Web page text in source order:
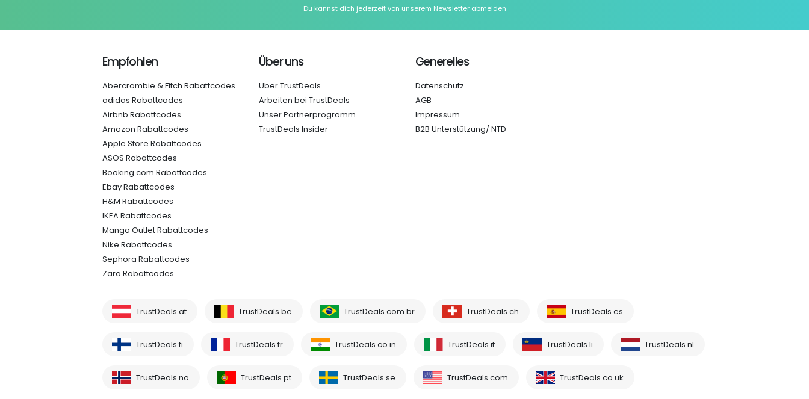
Du kannst dich jederzeit von unserem Newsletter abmelden
Empfohlen
Abercrombie & Fitch Rabattcodes
adidas Rabattcodes
Airbnb Rabattcodes
Amazon Rabattcodes
Apple Store Rabattcodes
ASOS Rabattcodes
Booking.com Rabattcodes
Ebay Rabattcodes
H&M Rabattcodes
IKEA Rabattcodes
Mango Outlet Rabattcodes
Nike Rabattcodes
Sephora Rabattcodes
Zara Rabattcodes
Über uns
Über TrustDeals
Arbeiten bei TrustDeals
Unser Partnerprogramm
TrustDeals Insider
Generelles
Datenschutz
AGB
Impressum
B2B Unterstützung/ NTD
TrustDeals.at TrustDeals.be TrustDeals.com.br TrustDeals.ch TrustDeals.es
TrustDeals.fi TrustDeals.fr TrustDeals.co.in TrustDeals.it TrustDeals.li TrustDeals.nl
TrustDeals.no TrustDeals.pt TrustDeals.se TrustDeals.com TrustDeals.co.uk